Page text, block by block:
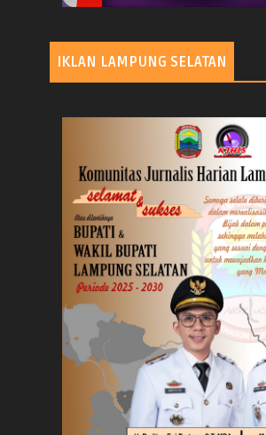
IKLAN LAMPUNG SELATAN